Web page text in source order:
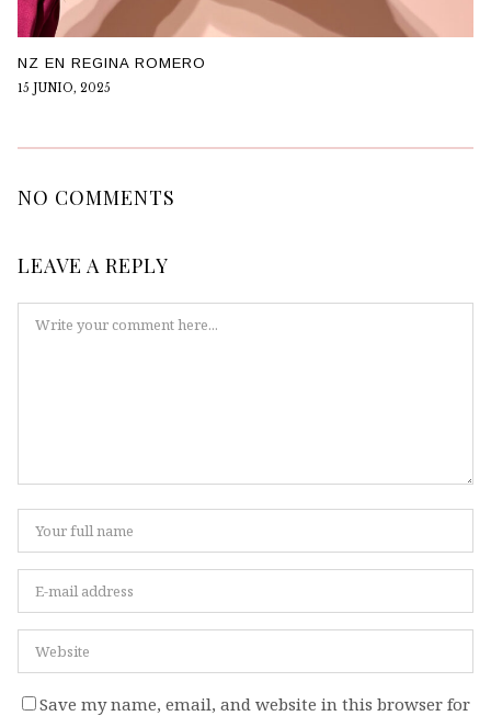
NZ EN REGINA ROMERO
15 JUNIO, 2025
NO COMMENTS
LEAVE A REPLY
Save my name, email, and website in this browser for